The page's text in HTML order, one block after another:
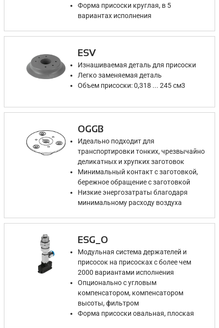
Форма присоски круглая, в 5
вариантах исполнения
ESV
Изнашиваемая деталь для присоски
Легко заменяемая деталь
Объем присоски: 0,318 ... 245 см3
OGGB
Идеально подходит для
транспортировки тонких, чрезвычайно
деликатных и хрупких заготовок
Минимальный контакт с заготовкой,
бережное обращение с заготовкой
Низкие энергозатраты благодаря
минимальному расходу воздуха
ESG_O
Модульная система держателей и
присосок на присосках с более чем
2000 вариантами исполнения
Опционально с угловым
компенсатором, компенсатором
высоты, фильтром
Форма присоски овальная, плоская